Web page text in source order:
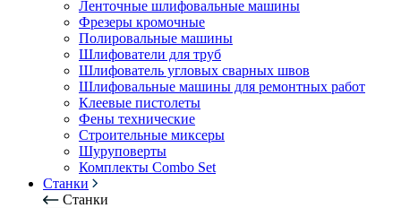
Ленточные шлифовальные машины
Фрезеры кромочные
Полировальные машины
Шлифователи для труб
Шлифователь угловых сварных швов
Шлифовальные машины для ремонтных работ
Клеевые пистолеты
Фены технические
Строительные миксеры
Шуруповерты
Комплекты Combo Set
Станки
Станки